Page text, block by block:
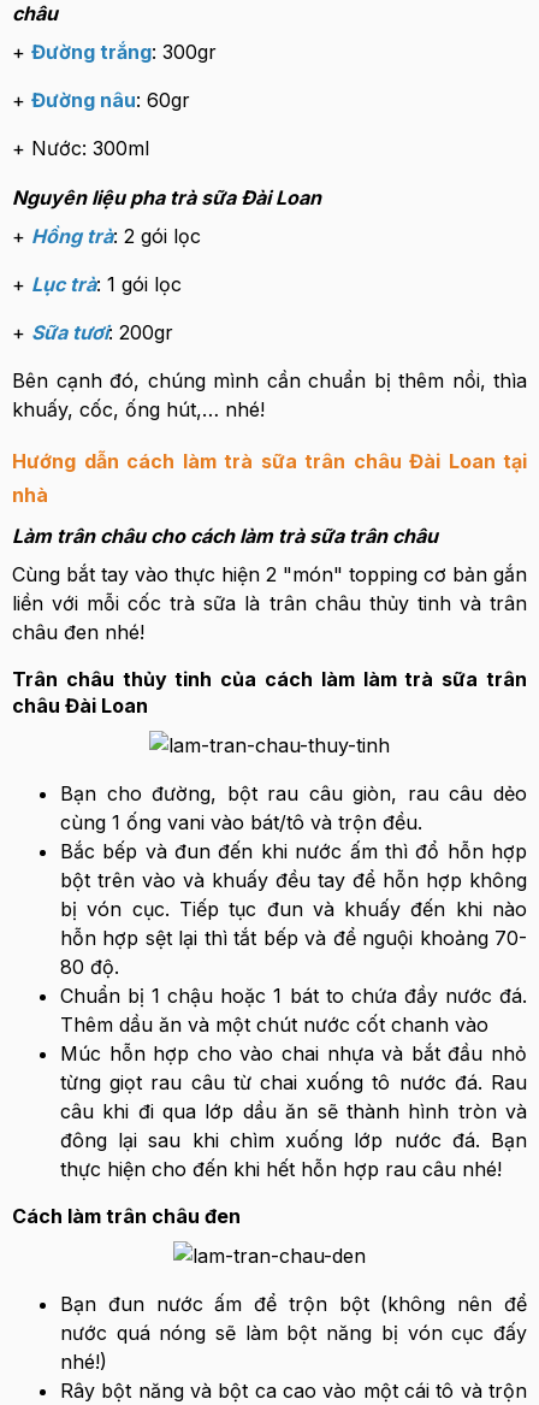
châu
+ Đường trắng: 300gr
+ Đường nâu: 60gr
+ Nước: 300ml
Nguyên liệu pha trà sữa Đài Loan
+ Hồng trà: 2 gói lọc
+ Lục trà: 1 gói lọc
+ Sữa tươi: 200gr
Bên cạnh đó, chúng mình cần chuẩn bị thêm nồi, thìa
khuấy, cốc, ống hút,… nhé!
Hướng dẫn cách làm trà sữa trân châu Đài Loan tại
nhà
Làm trân châu cho cách làm trà sữa trân châu
Cùng bắt tay vào thực hiện 2 "món" topping cơ bản gắn
liền với mỗi cốc trà sữa là trân châu thủy tinh và trân
châu đen nhé!
Trân châu thủy tinh của cách làm làm trà sữa trân
châu Đài Loan
Bạn cho đường, bột rau câu giòn, rau câu dẻo
cùng 1 ống vani vào bát/tô và trộn đều.
Bắc bếp và đun đến khi nước ấm thì đổ hỗn hợp
bột trên vào và khuấy đều tay để hỗn hợp không
bị vón cục. Tiếp tục đun và khuấy đến khi nào
hỗn hợp sệt lại thì tắt bếp và để nguội khoảng 70-
80 độ.
Chuẩn bị 1 chậu hoặc 1 bát to chứa đầy nước đá.
Thêm dầu ăn và một chút nước cốt chanh vào
Múc hỗn hợp cho vào chai nhựa và bắt đầu nhỏ
từng giọt rau câu từ chai xuống tô nước đá. Rau
câu khi đi qua lớp dầu ăn sẽ thành hình tròn và
đông lại sau khi chìm xuống lớp nước đá. Bạn
thực hiện cho đến khi hết hỗn hợp rau câu nhé!
Cách làm trân châu đen
Bạn đun nước ấm để trộn bột (không nên để
nước quá nóng sẽ làm bột năng bị vón cục đấy
nhé!)
Rây bột năng và bột ca cao vào một cái tô và trộn